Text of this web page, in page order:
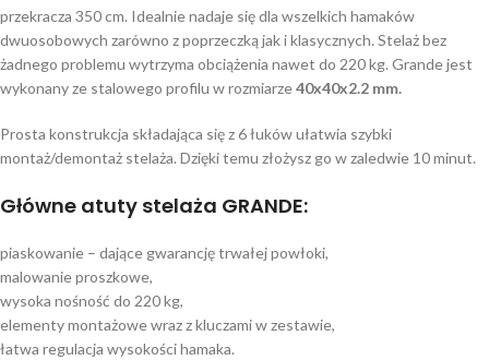
przekracza 350 cm. Idealnie nadaje się dla wszelkich hamaków
dwuosobowych zarówno z poprzeczką jak i klasycznych. Stelaż bez
żadnego problemu wytrzyma obciążenia nawet do 220 kg. Grande jest
wykonany ze stalowego profilu w rozmiarze40x40x2.2 mm.
Prosta konstrukcja składająca się z 6 łuków ułatwia szybki
montaż/demontaż stelaża. Dzięki temu złożysz go w zaledwie 10 minut.
Główne atuty stelaża GRANDE:
piaskowanie – dające gwarancję trwałej powłoki,
malowanie proszkowe,
wysoka nośność do 220 kg,
elementy montażowe wraz z kluczami w zestawie,
łatwa regulacja wysokości hamaka.